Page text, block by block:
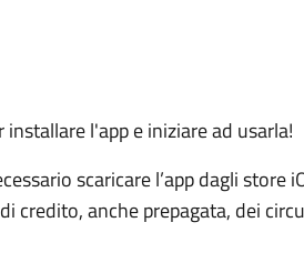
l'app e iniziare ad usarla!
scaricare l’app dagli store
credito, anche prepagata, dei